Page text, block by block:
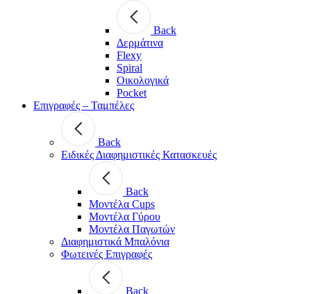
Back
Δερμάτινα
Flexy
Spiral
Οικολογικά
Pocket
Επιγραφές – Ταμπέλες
Back
Ειδικές Διαφημιστικές Κατασκευές
Back
Μοντέλα Cups
Μοντέλα Γύρου
Μοντέλα Παγωτών
Διαφημιστικά Μπαλόνια
Φωτεινές Επιγραφές
Back